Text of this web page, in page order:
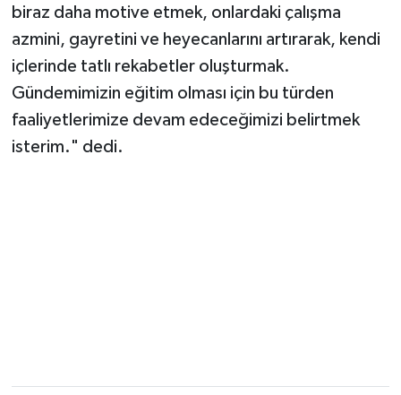
biraz daha motive etmek, onlardaki çalışma
azmini, gayretini ve heyecanlarını artırarak, kendi
içlerinde tatlı rekabetler oluşturmak.
Gündemimizin eğitim olması için bu türden
faaliyetlerimize devam edeceğimizi belirtmek
isterim." dedi.